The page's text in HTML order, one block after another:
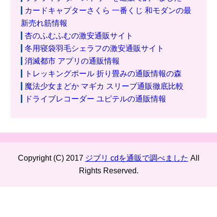
カードキャプターさくら 一番くじ 和モダンの最
新売れ筋情報
杏のふむふむの激安通販サイト
冬用寝袋羽毛シェラフの激安通販サイト
消滅都市 アプリの通販情報
トレッキングポール 折り畳みの通販情報の森
魔法少女まどか マギカ スリーブ通販徹底比較
ドライブレコーダー ユピテルの通販情報
Copyright (C) 2017 ジブリ cdを通販で調べました All
Rights Reserved.